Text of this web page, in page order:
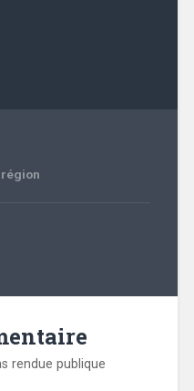
région
rendue publique